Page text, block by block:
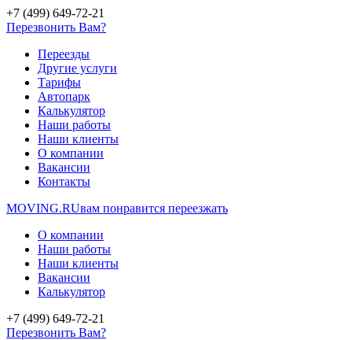
+7 (499) 649-72-21
Перезвонить Вам?
Переезды
Другие услуги
Тарифы
Автопарк
Калькулятор
Наши работы
Наши клиенты
О компании
Вакансии
Контакты
MOVING.RUвам понравится переезжать
О компании
Наши работы
Наши клиенты
Вакансии
Калькулятор
+7 (499) 649-72-21
Перезвонить Вам?